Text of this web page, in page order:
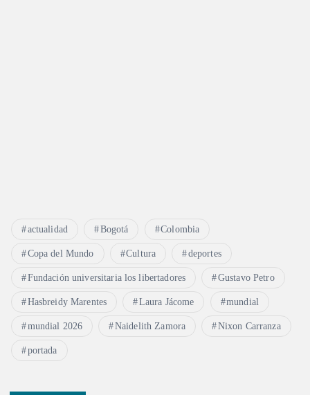
actualidad Bogotá Colombia
Copa del Mundo Cultura deportes
Fundación universitaria los libertadores Gustavo Petro
Hasbreidy Marentes Laura Jácome mundial
mundial 2026 Naidelith Zamora Nixon Carranza
portada